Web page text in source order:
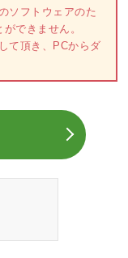
ソフトウェアのた
できません。
て頂き、PCからダ